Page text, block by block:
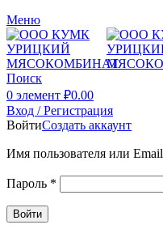
Меню
Поиск
0 элемент ₽0.00
Вход / Регистрация
ВойтиСоздать аккаунт
Имя пользователя или Email
Пароль *
Войти